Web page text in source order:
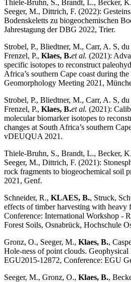
Thiele-Bruhn, S., Brandt, L., Becker,
Seeger, M., Dittrich, F. (2022):
Bodenskeletts zu biogeochemischen
Jahrestagung der DBG 2022, Trier.
Strobel, P., Bliedtner, M., Carr, A. S,
Frenzel, P., Klaes, B.et al. (2021):
specific isotopes to reconstruct
Africa’s southern Cape coast during
Geomorphology Meeting 2021,
Strobel, P., Bliedtner, M., Carr, A. S,
Frenzel, P., Klaes, B.et al. (2021):
molecular biomarker isotopes to
changes at South Africa’s southern
vDEUQUA 2021.
Thiele-Bruhn, S., Brandt, L., Becker,
Seeger, M., Dittrich, F. (2021):
rock fragments to biogeochemical soil
2021, Genf.
Schneider, R., KLAES, B., Struck,
effects of timber harvesting with heavy
Conference: International Workshop -
Forest Soils, Osnabrück, Hochschule
Gronz, O., Seeger, M., Klaes, B.,
Hole-ness of point clouds. Geophysical
EGU2015-12872, Conference: EGU
Seeger, M., Gronz, O., Klaes, B.,